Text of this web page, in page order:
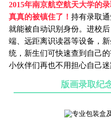
2015年南京航空航天大学的
真真的被镇住了！ 持有录取
就能被自动识别身份。进校
端、远距离识读器等设备，
统，新生们可快速查到自己
小伙伴们再也不用担心自己迷
版画录取纪